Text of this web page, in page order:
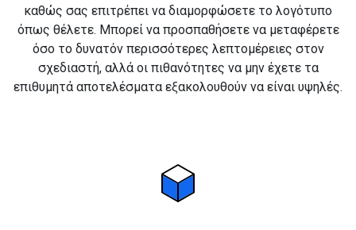
καθώς σας επιτρέπει να διαμορφώσετε το λογότυπο
όπως θέλετε. Μπορεί να προσπαθήσετε να μεταφέρετε
όσο το δυνατόν περισσότερες λεπτομέρειες στον
σχεδιαστή, αλλά οι πιθανότητες να μην έχετε τα
επιθυμητά αποτελέσματα εξακολουθούν να είναι υψηλές.